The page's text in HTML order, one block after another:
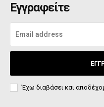
Εγγραφείτε
Έχω διαβάσει και